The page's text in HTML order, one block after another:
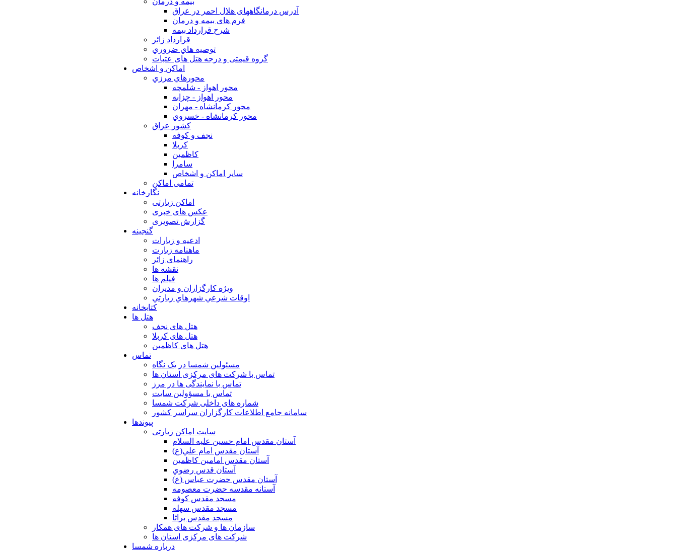
آدرس درمانگاههای هلال احمر در عراق
فرم های بیمه و درمان
شرح قرارداد بیمه
قرارداد زائر
توصيه هاي ضروري
گروه قیمتی و درجه هتل های عتبات
اماکن و اشخاص
محورهاي مرزي
محور اهواز - شلمچه
محور اهواز - چزابه
محور كرمانشاه - مهران
محور كرمانشاه - خسروي
كشور عراق
نجف و كوفه
كربلا
كاظمين
سامرا
ساير اماكن و اشخاص
تمامی اماکن
نگارخانه
اماکن زیارتی
عکس های خبری
گزارش تصویری
گنجینه
ادعیه و زیارات
ماهنامه زیارت
راهنمای زائر
نقشه ها
فیلم ها
ويژه كارگزاران و مديران
اوقات شرعي شهرهاي زيارتي
کتابخانه
هتل ها
هتل های نجف
هتل های کربلا
هتل های کاظمین
تماس
مسئولین شمسا در یک نگاه
تماس با شرکت های مرکزی استان ها
تماس با نمایندگی ها در مرز
تماس با مسؤولین سایت
شماره های داخلی شرکت شمسا
سامانه جامع اطلاعات کارگزاران سراسر کشور
پیوندها
سایت اماکن زیارتی
آستان مقدس امام حسين عليه السلام
آستان مقدس امام علي(ع)
آستان مقدس امامين كاظمين
آستان قدس رضوي
آستان مقدس حضرت عباس (ع)
آستانه مقدسه حضرت معصومه
مسجد مقدس كوفه
مسجد مقدس سهله
مسجد مقدس براثا
سازمان ها و شرکت های همکار
شرکت های مرکزی استان ها
درباره شمسا